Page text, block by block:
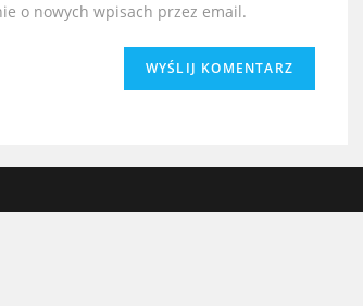
o nowych wpisach przez email.